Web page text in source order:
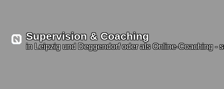
Supervision & Coaching
in Leipzig und Deggendorf oder als Online-Coaching -